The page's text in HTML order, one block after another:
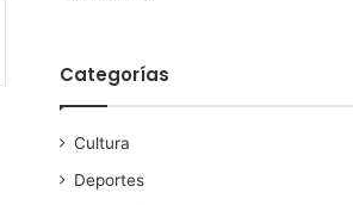
Categorías
Cultura
Deportes